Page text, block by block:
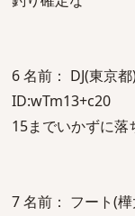
6 名前： DJ(東京
ID:wTm13+c20
15までいかずに
7 名前： フート(